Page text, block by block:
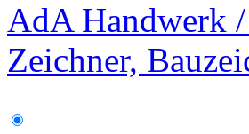
AdA Handwerk
Zeichner,